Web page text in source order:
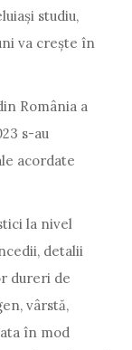
studiu,
va crește în
România a
s-au
acordate
la nivel
detalii
dureri de
vârstă,
în mod